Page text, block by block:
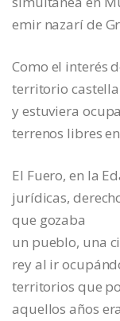
emir nazarí de
Como el interés
territorio
y estuviera
terrenos libres
El Fuero, en la
jurídicas,
que gozaba
un pueblo, una
rey al ir
territorios que
aquellos años